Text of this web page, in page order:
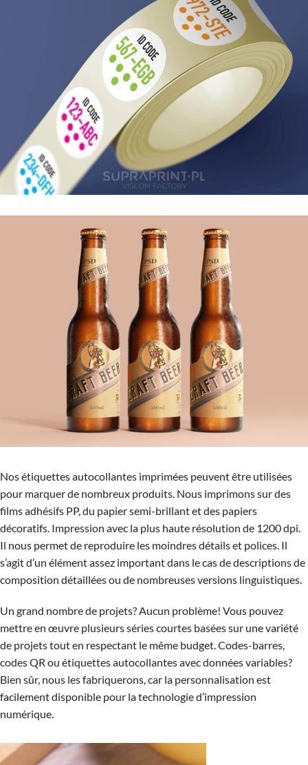
AUTOCOLLANTS PERSONNALISÉS
BIÈRE KRAFT
Nos étiquettes autocollantes imprimées peuvent être utilisées
pour marquer de nombreux produits. Nous imprimons sur des
films adhésifs PP, du papier semi-brillant et des papiers
décoratifs. Impression avec la plus haute résolution de 1200 dpi.
Il nous permet de reproduire les moindres détails et polices. Il
s’agit d’un élément assez important dans le cas de descriptions de
composition détaillées ou de nombreuses versions linguistiques.
Un grand nombre de projets? Aucun problème! Vous pouvez
mettre en œuvre plusieurs séries courtes basées sur une variété
de projets tout en respectant le même budget. Codes-barres,
codes QR ou étiquettes autocollantes avec données variables?
Bien sûr, nous les fabriquerons, car la personnalisation est
facilement disponible pour la technologie d’impression
numérique.